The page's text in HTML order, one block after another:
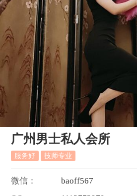
广州男士私人会所
服务好 技师专业
微信： baoff567